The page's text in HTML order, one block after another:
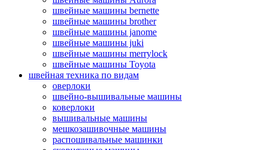
швейные машины bernette
швейные машины brother
швейные машины janome
швейные машины juki
швейные машины merrylock
швейные машины Toyota
швейная техника по видам
оверлоки
швейно-вышивальные машины
коверлоки
вышивальные машины
мешкозашивочные машины
распошивальные машинки